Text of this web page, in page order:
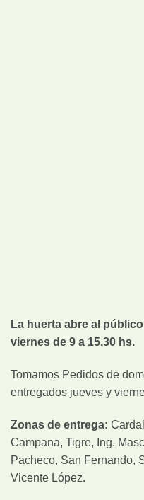
La huerta abre al
viernes de 9 a 15,30 hs.
Tomamos Pedidos de
entregados jueves y
Zonas de entrega:
Campana, Tigre, Ing.
Pacheco, San Fernando,
Vicente López.